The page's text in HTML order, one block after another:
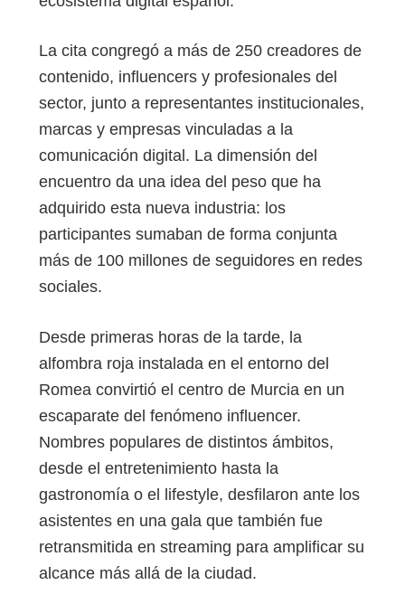
La cita congregó a más de 250 creadores de
contenido, influencers y profesionales del
sector, junto a representantes institucionales,
marcas y empresas vinculadas a la
comunicación digital. La dimensión del
encuentro da una idea del peso que ha
adquirido esta nueva industria: los
participantes sumaban de forma conjunta
más de 100 millones de seguidores en redes
sociales.
Desde primeras horas de la tarde, la
alfombra roja instalada en el entorno del
Romea convirtió el centro de Murcia en un
escaparate del fenómeno influencer.
Nombres populares de distintos ámbitos,
desde el entretenimiento hasta la
gastronomía o el lifestyle, desfilaron ante los
asistentes en una gala que también fue
retransmitida en streaming para amplificar su
alcance más allá de la ciudad.